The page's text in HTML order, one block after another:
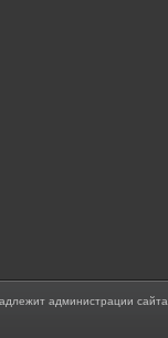
администрации сайта.